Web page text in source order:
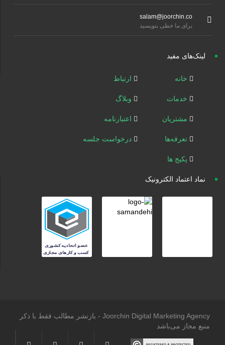
salam@joorchin.co
برای ما خطی بنویسید
لینک‌های مفید
خانه
خدمات
مشتریان
تعرفه‌ها
پکیج ها
ارتباط
وبلاگ
اعتبارنامه
درخواست جلسه
نماد اعتماد الکترونیک
Joorchin Digital Marketing Agency - بازنشر مطالب فقط با ذکر
منبع مجاز می‌باشد